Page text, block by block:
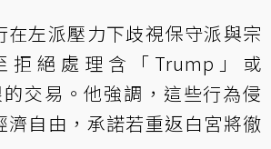
在左派壓力下歧視保守派與宗
拒絕處理含「Trump」或
的交易。他強調，這些行為侵
濟自由，承諾若重返白宮將徹